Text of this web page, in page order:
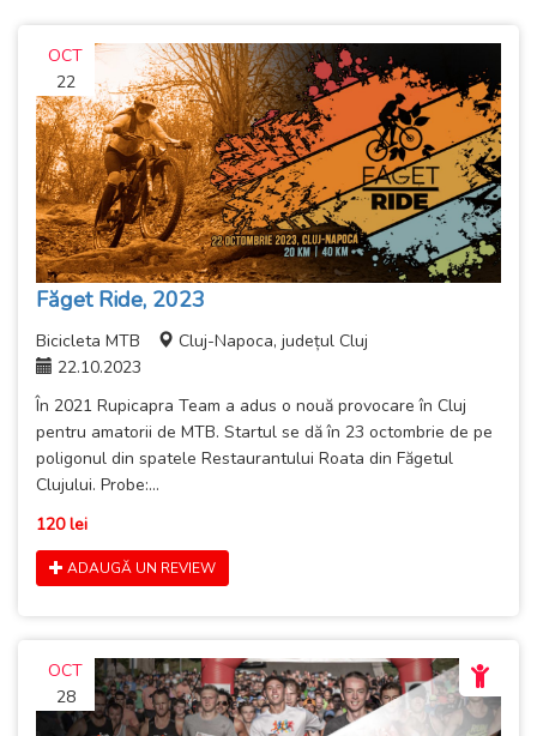
OCT
22
Făget Ride, 2023
Bicicleta MTB
Cluj-Napoca, județul Cluj
22.10.2023
În 2021 Rupicapra Team a adus o nouă provocare în Cluj
pentru amatorii de MTB. Startul se dă în 23 octombrie de pe
poligonul din spatele Restaurantului Roata din Făgetul
Clujului. Probe:...
120 lei
ADAUGĂ UN REVIEW
OCT
28